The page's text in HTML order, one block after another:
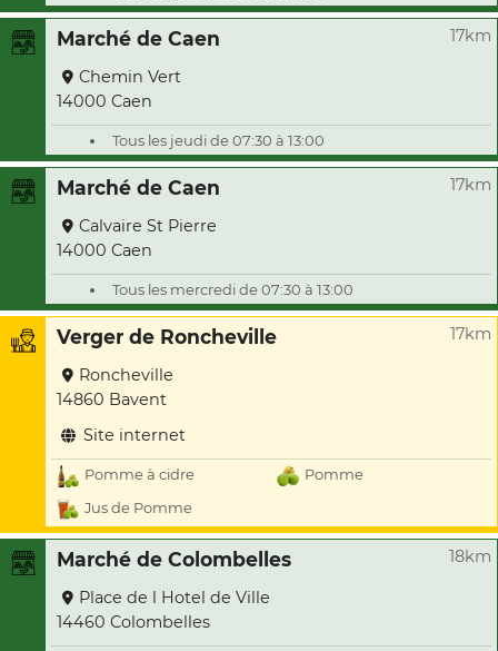
Marché de Caen 17km
Chemin Vert
14000 Caen
Tous les jeudi de 07:30 à 13:00
Marché de Caen 17km
Calvaire St Pierre
14000 Caen
Tous les mercredi de 07:30 à 13:00
Verger de Roncheville 17km
Roncheville
14860 Bavent
Site internet
Pomme à cidre
Pomme
Jus de Pomme
Marché de Colombelles 18km
Place de l Hotel de Ville
14460 Colombelles